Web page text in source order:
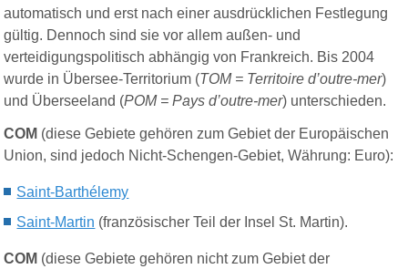
automatisch und erst nach einer ausdrücklichen Festlegung
gültig. Dennoch sind sie vor allem außen- und
verteidigungspolitisch abhängig von Frankreich. Bis 2004
wurde in Übersee-Territorium (TOM = Territoire d’outre-mer)
und Überseeland (POM = Pays d’outre-mer) unterschieden.
COM (diese Gebiete gehören zum Gebiet der Europäischen
Union, sind jedoch Nicht-Schengen-Gebiet, Währung: Euro):
Saint-Barthélemy
Saint-Martin (französischer Teil der Insel St. Martin).
COM (diese Gebiete gehören nicht zum Gebiet der